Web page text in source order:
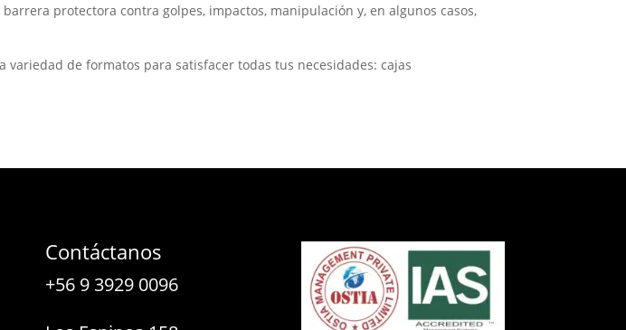
protectora contra golpes, impactos, manipulación y, en algunos casos,
de formatos para satisfacer todas tus necesidades: cajas
Contáctanos
+56 9 3929 0096